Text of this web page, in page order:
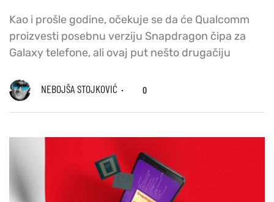
Kao i prošle godine, očekuje se da će Qualcomm
proizvesti posebnu verziju Snapdragon čipa za
Galaxy telefone, ali ovaj put nešto drugačiju
NEBOJŠA STOJKOVIĆ 0